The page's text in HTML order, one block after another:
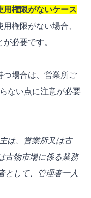
用権限がないケース
権限がない場合、
必要です。
つ場合は、営業所ご
ない点に注意が必要
は、営業所又は古
古物市場に係る業務
として、管理者一人